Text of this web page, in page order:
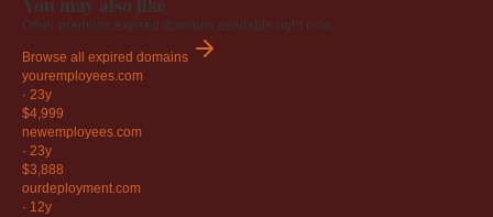
Other premium expired domains available right now.
Browse all expired domains
youremployees.com
· 23y
$4,999
newemployees.com
· 23y
$3,888
ourdeployment.com
· 12y